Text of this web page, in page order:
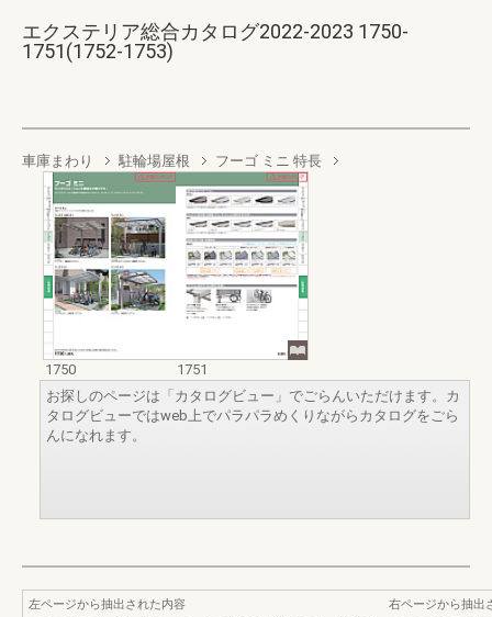
エクステリア総合カタログ2022-2023 1750-
1751(1752-1753)
車庫まわり 駐輪場屋根 フーゴ ミニ 特長
1750
1751
お探しのページは「カタログビュー」でごらんいただけます。カ
タログビューではweb上でパラパラめくりながらカタログをごら
んになれます。
左ページから抽出された内容
右ページから抽出